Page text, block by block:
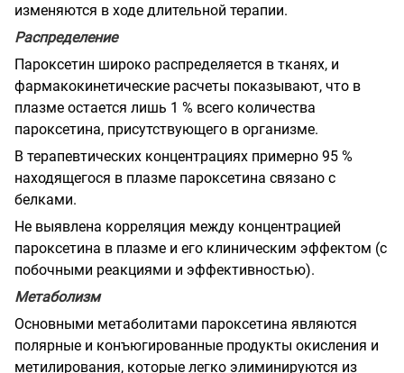
изменяются в ходе длительной терапии.
Распределение
Пароксетин широко распределяется в тканях, и
фармакокинетические расчеты показывают, что в
плазме остается лишь 1 % всего количества
пароксетина, присутствующего в организме.
В терапевтических концентрациях примерно 95 %
находящегося в плазме пароксетина связано с
белками.
Не выявлена корреляция между концентрацией
пароксетина в плазме и его клиническим эффектом (с
побочными реакциями и эффективностью).
Метаболизм
Основными метаболитами пароксетина являются
полярные и конъюгированные продукты окисления и
метилирования, которые легко элиминируются из